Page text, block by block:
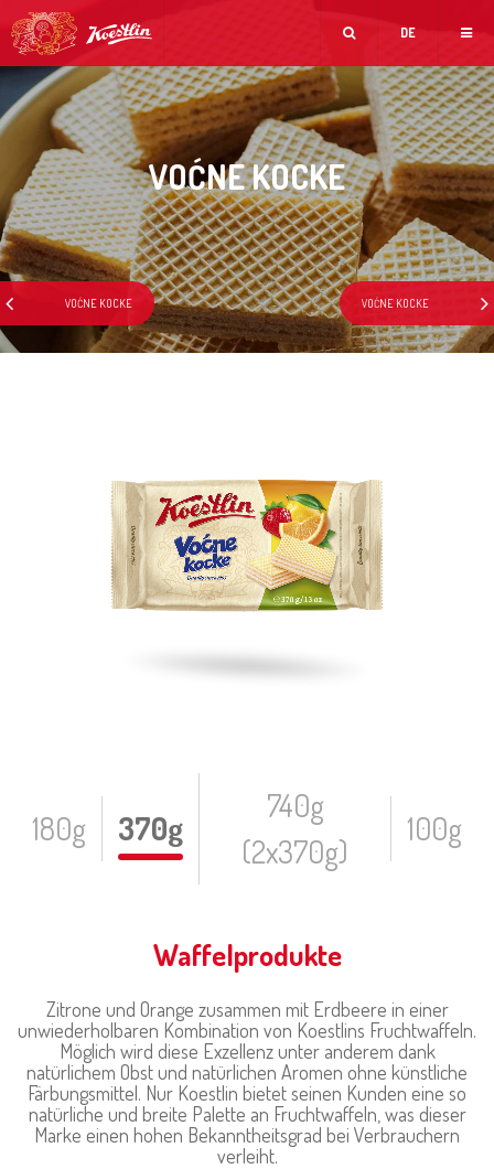
DE
VOĆNE KOCKE
180g 370g
740g
(2x370g)
100g
Waffelprodukte
Zitrone und Orange zusammen mit Erdbeere in einer
unwiederholbaren Kombination von Koestlins Fruchtwaffeln.
Möglich wird diese Exzellenz unter anderem dank
natürlichem Obst und natürlichen Aromen ohne künstliche
Färbungsmittel. Nur Koestlin bietet seinen Kunden eine so
natürliche und breite Palette an Fruchtwaffeln, was dieser
Marke einen hohen Bekanntheitsgrad bei Verbrauchern
verleiht.